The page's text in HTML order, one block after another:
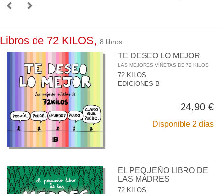
Libros de 72 KILOS, 8 libros.
TE DESEO LO MEJOR
LAS MEJORES VIÑETAS DE 72 KILOS
72 KILOS,
EDICIONES B
24,90 €
Disponible 2 días
EL PEQUEÑO LIBRO DE
LAS MADRES
72 KILOS,